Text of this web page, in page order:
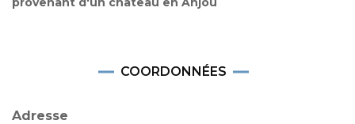
COORDONNÉES
Adresse